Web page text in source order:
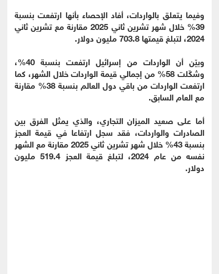
وفيما يتعلق بالواردات، أفاد الإحصاء بأنها ارتفعت بنسبة
39% خلال شهر تشرين ثاني 2025 مقارنة مع تشرين ثاني
2024، لتبلغ قيمتها 703.8 مليون دولار.
وبيّن أن الواردات من إسرائيل ارتفعت بنسبة 40%،
وشكّلت 58% من إجمالي قيمة الواردات خلال الشهر، كما
ارتفعت الواردات من باقي دول العالم بنسبة 38% مقارنة
مع العام السابق.
أما على صعيد الميزان التجاري، والذي يمثل الفرق بين
الصادرات والواردات، فقد سجل ارتفاعا في قيمة العجز
بنسبة 43% خلال شهر تشرين ثاني 2025 مقارنة مع الشهر
نفسه من عام 2024، لتبلغ قيمة العجز 519.4 مليون
دولار.